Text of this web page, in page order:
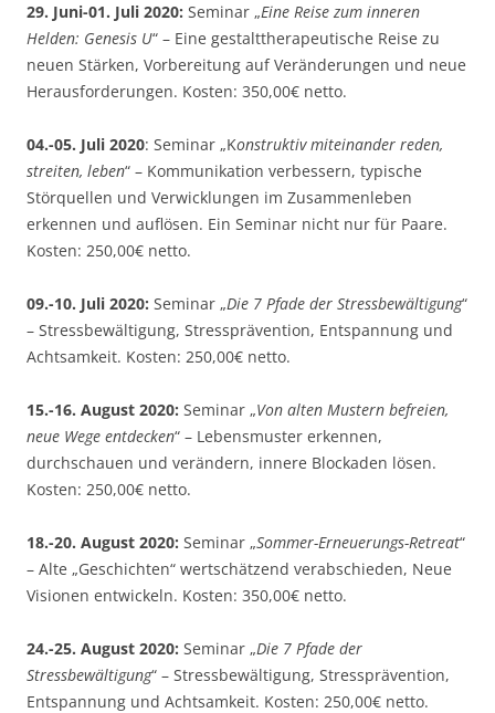
29. Juni-01. Juli 2020: Seminar „Eine Reise zum inneren
Helden: Genesis U“ – Eine gestalttherapeutische Reise zu
neuen Stärken, Vorbereitung auf Veränderungen und neue
Herausforderungen. Kosten: 350,00€ netto.
04.-05. Juli 2020: Seminar „Konstruktiv miteinander reden,
streiten, leben“ – Kommunikation verbessern, typische
Störquellen und Verwicklungen im Zusammenleben
erkennen und auflösen. Ein Seminar nicht nur für Paare.
Kosten: 250,00€ netto.
09.-10. Juli 2020: Seminar „Die 7 Pfade der Stressbewältigung“
– Stressbewältigung, Stressprävention, Entspannung und
Achtsamkeit. Kosten: 250,00€ netto.
15.-16. August 2020: Seminar „Von alten Mustern befreien,
neue Wege entdecken“ – Lebensmuster erkennen,
durchschauen und verändern, innere Blockaden lösen.
Kosten: 250,00€ netto.
18.-20. August 2020: Seminar „Sommer-Erneuerungs-Retreat“
– Alte „Geschichten“ wertschätzend verabschieden, Neue
Visionen entwickeln. Kosten: 350,00€ netto.
24.-25. August 2020: Seminar „Die 7 Pfade der
Stressbewältigung“ – Stressbewältigung, Stressprävention,
Entspannung und Achtsamkeit. Kosten: 250,00€ netto.